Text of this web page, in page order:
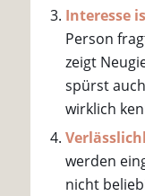
Interesse
Person
zeigt
spürst
wirklich
werden
nicht